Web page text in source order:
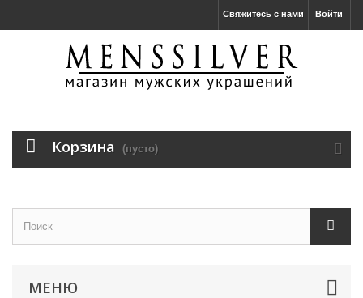
Войти
Свяжитесь с нами
Корзина (пусто)
МЕНЮ